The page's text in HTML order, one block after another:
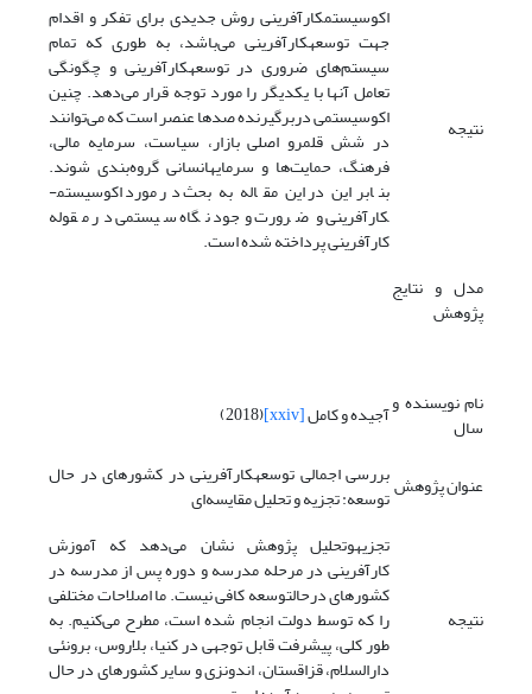
نتیجه
اکوسیستم­کارآفرینی روش جدیدی برای تفکر و اقدام
جهت توسعه­کارآفرینی می‌باشد، به طوری که تمام
سیستم‌های ضروری در توسعه­کارآفرینی و چگونگی
تعامل آنها با یکدیگر را مورد توجه قرار می‌دهد. چنین
اکوسیستمی دربرگیرنده صدها عنصر است که می‌توانند
در شش قلمرو اصلی بازار، سیاست، سرمایه مالی،
فرهنگ، حمایت‌ها و سرمایه­انسانی گروه‌بندی شوند.
بنابراین در این مقاله به بحث در مورد اکوسیستم­
کارآفرینی و ضرورت وجود نگاه سیستمی در مقوله
کارآفرینی پرداخته شده است.
مدل و نتایج
پژوهش
نام نویسنده و
سال آجیده و کامل[xxiv]
(2018)
عنوان پژوهشبررسی­ اجمالی توسعه­کارآفرینی در کشورهای در حال
توسعه: تجزیه و تحلیل مقایسه‌ای
نتیجه
تجزیه­و­تحلیل پژوهش نشان می‌دهد که آموزش
کارآفرینی در مرحله مدرسه و دوره پس از مدرسه در
کشورهای ­در­حال­توسعه کافی نیست. ما اصلاحات مختلفی
را که توسط دولت انجام شده است، مطرح می‌کنیم. به
طور کلی، پیشرفت قابل توجهی در کنیا، بلاروس، برونئی
دارالسلام، قزاقستان، اندونزی و سایر کشورهای در حال